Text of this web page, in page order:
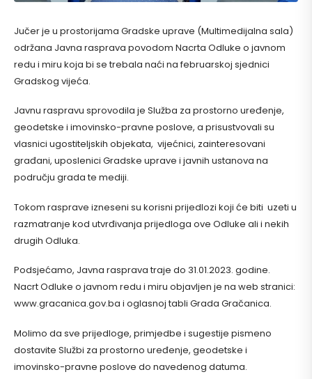
Jučer je u prostorijama Gradske uprave (Multimedijalna sala)
održana Javna rasprava povodom Nacrta Odluke o javnom
redu i miru koja bi se trebala naći na februarskoj sjednici
Gradskog vijeća.
Javnu raspravu sprovodila je Služba za prostorno uređenje,
geodetske i imovinsko-pravne poslove, a prisustvovali su
vlasnici ugostiteljskih objekata, vijećnici, zainteresovani
građani, uposlenici Gradske uprave i javnih ustanova na
području grada te mediji.
Tokom rasprave izneseni su korisni prijedlozi koji će biti uzeti u
razmatranje kod utvrđivanja prijedloga ove Odluke ali i nekih
drugih Odluka.
Podsjećamo, Javna rasprava traje do 31.01.2023. godine.
Nacrt Odluke o javnom redu i miru objavljen je na web stranici:
www.gracanica.gov.ba i oglasnoj tabli Grada Gračanica.
Molimo da sve prijedloge, primjedbe i sugestije pismeno
dostavite Službi za prostorno uređenje, geodetske i
imovinsko-pravne poslove do navedenog datuma.